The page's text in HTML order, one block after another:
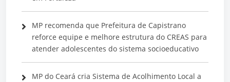
MP recomenda que Prefeitura de Capistrano
reforce equipe e melhore estrutura do CREAS para
atender adolescentes do sistema socioeducativo
MP do Ceará cria Sistema de Acolhimento Local a